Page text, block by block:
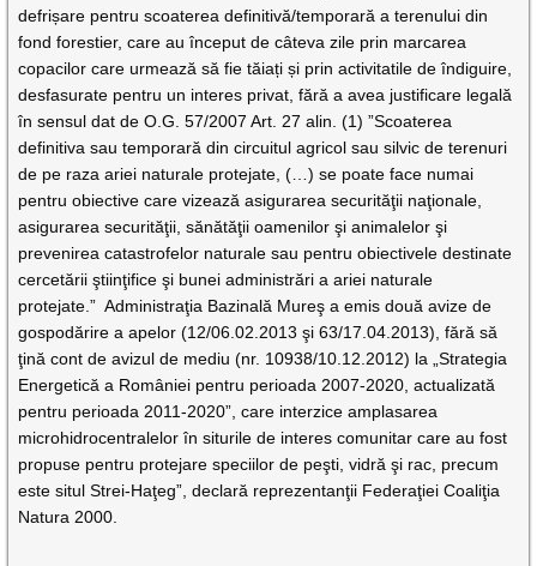
defrișare pentru scoaterea definitivă/temporară a terenului din
fond forestier, care au început de câteva zile prin marcarea
copacilor care urmează să fie tăiați și prin activitatile de îndiguire,
desfasurate pentru un interes privat, fără a avea justificare legală
în sensul dat de O.G. 57/2007 Art. 27 alin. (1) ”Scoaterea
definitiva sau temporară din circuitul agricol sau silvic de terenuri
de pe raza ariei naturale protejate, (…) se poate face numai
pentru obiective care vizează asigurarea securităţii naţionale,
asigurarea securităţii, sănătăţii oamenilor şi animalelor şi
prevenirea catastrofelor naturale sau pentru obiectivele destinate
cercetării ştiinţifice şi bunei administrări a ariei naturale
protejate.” Administraţia Bazinală Mureş a emis două avize de
gospodărire a apelor (12/06.02.2013 şi 63/17.04.2013), fără să
ţină cont de avizul de mediu (nr. 10938/10.12.2012) la „Strategia
Energetică a României pentru perioada 2007-2020, actualizată
pentru perioada 2011-2020”, care interzice amplasarea
microhidrocentralelor în siturile de interes comunitar care au fost
propuse pentru protejare speciilor de peşti, vidră şi rac, precum
este situl Strei-Haţeg”, declară reprezentanţii Federaţiei Coaliţia
Natura 2000.